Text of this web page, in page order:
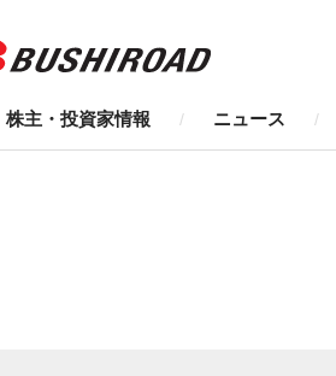
株主・投資家情報 ニュース